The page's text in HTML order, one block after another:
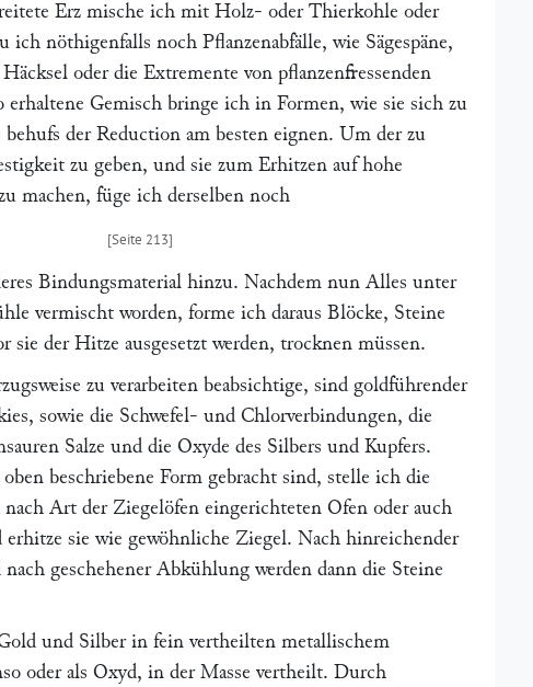
Erz mische ich mit Holz- oder Thierkohle oder
ich nöthigenfalls noch Pflanzenabfälle, wie Sägespäne,
oder die Extremente von pflanzenfressenden
erhaltene Gemisch bringe ich in Formen, wie sie sich zu
der Reduction am besten eignen. Um der zu
zu geben, und sie zum Erhitzen auf hohe
machen, füge ich derselben noch
Bindungsmaterial hinzu. Nachdem nun Alles unter
vermischt worden, forme ich daraus Blöcke, Steine
sie der Hitze ausgesetzt werden, trocknen müssen.
zu verarbeiten beabsichtige, sind goldführender
sowie die Schwefel- und Chlorverbindungen, die
Salze und die Oxyde des Silbers und Kupfers.
beschriebene Form gebracht sind, stelle ich die
Art der Ziegelöfen eingerichteten Ofen oder auch
sie wie gewöhnliche Ziegel. Nach hinreichender
geschehener Abkühlung werden dann die Steine
und Silber in fein vertheilten metallischem
oder als Oxyd, in der Masse vertheilt. Durch